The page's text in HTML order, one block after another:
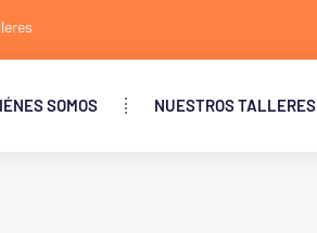
SOMOS NUESTROS TALLERES